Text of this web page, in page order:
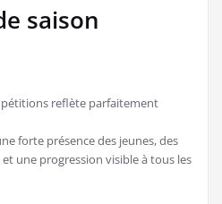
saison
reflète parfaitement
forte présence des jeunes, des
une progression visible à tous les